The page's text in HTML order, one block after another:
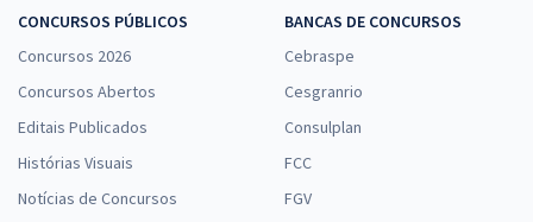
CONCURSOS PÚBLICOS
Concursos 2026
Concursos Abertos
Editais Publicados
Histórias Visuais
Notícias de Concursos
BANCAS DE CONCURSOS
Cebraspe
Cesgranrio
Consulplan
FCC
FGV